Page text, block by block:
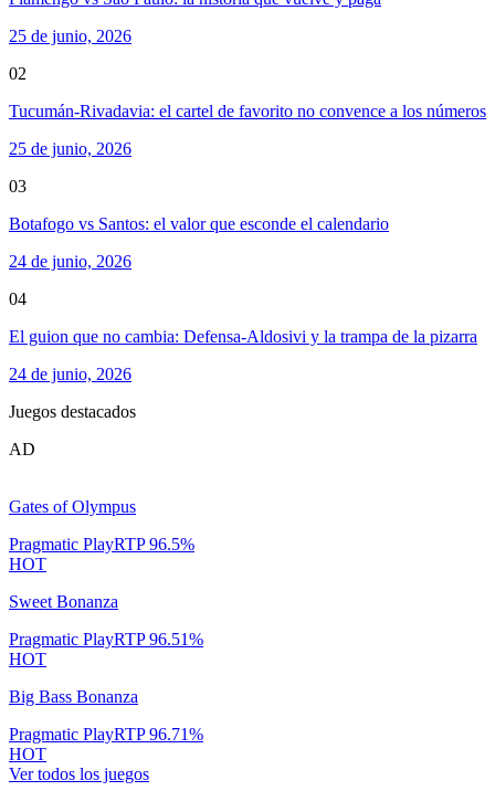
25 de junio, 2026
02
Tucumán-Rivadavia: el cartel de favorito no convence a los números
25 de junio, 2026
03
Botafogo vs Santos: el valor que esconde el calendario
24 de junio, 2026
04
El guion que no cambia: Defensa-Aldosivi y la trampa de la pizarra
24 de junio, 2026
Juegos destacados
AD
Gates of Olympus
Pragmatic PlayRTP96.5%
HOT
Sweet Bonanza
Pragmatic PlayRTP96.51%
HOT
Big Bass Bonanza
Pragmatic PlayRTP96.71%
HOT
Ver todos los juegos